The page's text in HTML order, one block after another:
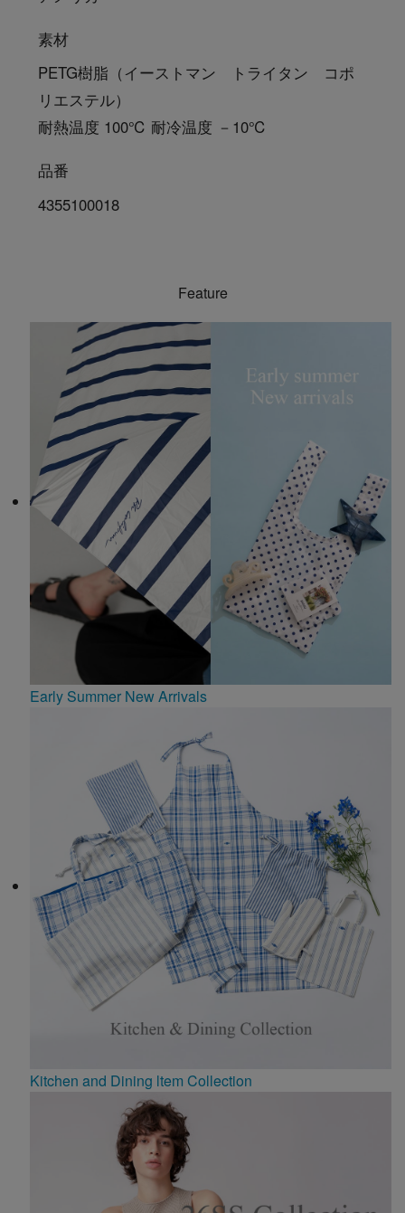
素材
PETG樹脂（イーストマン トライタン コポ
リエステル）
耐熱温度 100℃ 耐冷温度 －10℃
品番
4355100018
Feature
Early Summer New Arrivals
Kitchen and Dining ltem Collection